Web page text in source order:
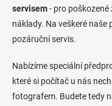
servisem- pro poškozené
náklady. Na veškeré
pozáruční servis.
Nabízíme speciální
které si počítač u nás
fotografem. Budete tedy